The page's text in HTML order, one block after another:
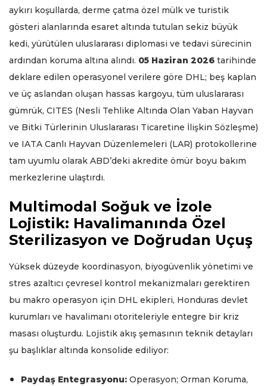
aykırı koşullarda, derme çatma özel mülk ve turistik
gösteri alanlarında esaret altında tutulan sekiz büyük
kedi, yürütülen uluslararası diplomasi ve tedavi sürecinin
ardından koruma altına alındı. 05 Haziran 2026 tarihinde
deklare edilen operasyonel verilere göre DHL; beş kaplan
ve üç aslandan oluşan hassas kargoyu, tüm uluslararası
gümrük, CITES (Nesli Tehlike Altında Olan Yaban Hayvan
ve Bitki Türlerinin Uluslararası Ticaretine İlişkin Sözleşme)
ve IATA Canlı Hayvan Düzenlemeleri (LAR) protokollerine
tam uyumlu olarak ABD’deki akredite ömür boyu bakım
merkezlerine ulaştırdı.
Multimodal Soğuk ve İzole
Lojistik: Havalimanında Özel
Sterilizasyon ve Doğrudan Uçuş
Yüksek düzeyde koordinasyon, biyogüvenlik yönetimi ve
stres azaltıcı çevresel kontrol mekanizmaları gerektiren
bu makro operasyon için DHL ekipleri, Honduras devlet
kurumları ve havalimanı otoriteleriyle entegre bir kriz
masası oluşturdu. Lojistik akış şemasının teknik detayları
şu başlıklar altında konsolide ediliyor:
Paydaş Entegrasyonu: Operasyon; Orman Koruma,